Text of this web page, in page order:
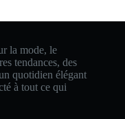
la mode, le
tendances, des
quotidien élégant
à tout ce qui